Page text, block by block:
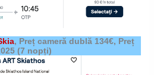
, Preț cameră dublă 134€, Preț
(7 nopți)